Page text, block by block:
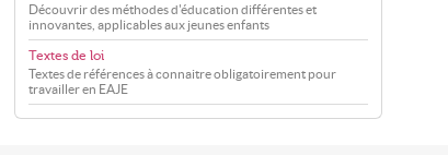
Découvrir des méthodes d'éducation différentes et
innovantes, applicables aux jeunes enfants
Textes de loi
Textes de références à connaitre obligatoirement pour
travailler en EAJE